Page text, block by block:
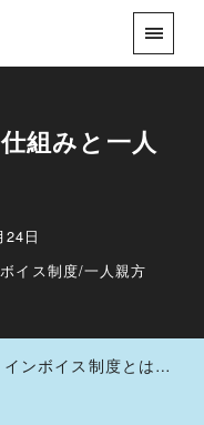
組みと一人
日
イス制度/一人親方
インボイス制度とは？仕組みと一人親方の注意点を解説